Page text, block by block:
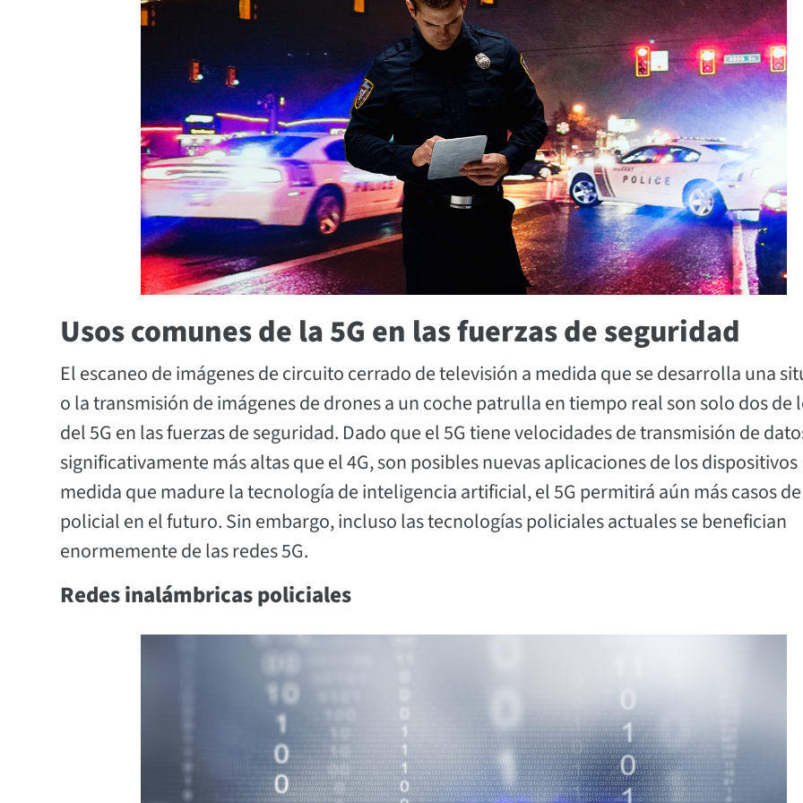
Usos comunes de la 5G en las fuerzas de seguridad
El escaneo de imágenes de circuito cerrado de televisión a medida que se desarrolla una
o la transmisión de imágenes de drones a un coche patrulla en tiempo real son solo dos de
del 5G en las fuerzas de seguridad. Dado que el 5G tiene velocidades de transmisión de
significativamente más altas que el 4G, son posibles nuevas aplicaciones de los dispositivos
medida que madure la tecnología de inteligencia artificial, el 5G permitirá aún más casos
policial en el futuro. Sin embargo, incluso las tecnologías policiales actuales se benefician
enormemente de las redes 5G.
Redes inalámbricas policiales